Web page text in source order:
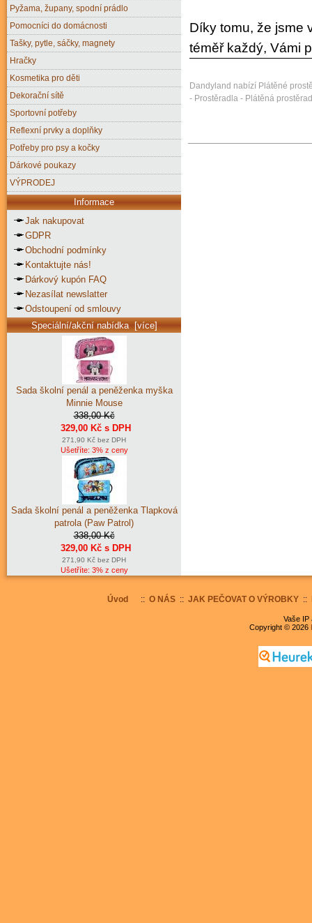
Díky tomu, že jsme
téměř každý, Vámi
Dandyland nabízí Plátěné
- Prostěradla - Plátěná
Pyžama, župany, spodní prádlo
Pomocníci do domácnosti
Tašky, pytle, sáčky, magnety
Hračky
Kosmetika pro děti
Dekorační sítě
Sportovní potřeby
Reflexní prvky a doplňky
Potřeby pro psy a kočky
Dárkové poukazy
VÝPRODEJ
Informace
Jak nakupovat
GDPR
Obchodní podmínky
Kontaktujte nás!
Dárkový kupón FAQ
Nezasílat newslatter
Odstoupení od smlouvy
Speciální/akční nabídka [více]
Sada školní penál a peněženka myška
Minnie Mouse
338,00 Kč
329,00 Kč s DPH
271,90 Kč bez DPH
Ušetříte: 3% z ceny
Sada školní penál a peněženka Tlapková
patrola (Paw Patrol)
338,00 Kč
329,00 Kč s DPH
271,90 Kč bez DPH
Ušetříte: 3% z ceny
Úvod :: O NÁS:: JAK PEČOVAT O VÝROBKY::
Vaše IP
Copyright © 2026